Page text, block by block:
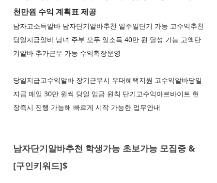
천만원 수익 계획표 제공
남자고소득알바 남자단기알바추천 일주일단기 가능 고수익추천
당일지급알바 남녀 주부 모두 일소득 40만 원 달성 가능 고액단
기알바 추가근무 가능 수익확장운영
당일지급고수익알바 장기근무시 우대혜택지원 고수익알바당일
지급 매일 30만 원씩 당일 입금 원칙 단기고수익아르바이트 현
장즉시 진행 가능해 빠르게 시작 가능한 업무안내
남자단기알바추천 학생가능 초보가능 모집중 &
[구인키워드]$